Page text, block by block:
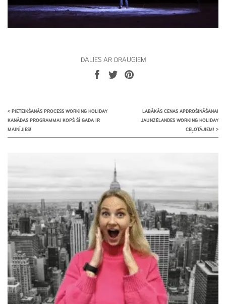
DALIES AR DRAUGIEM
< PIETEIKŠANĀS PROCESS WORKING HOLIDAY
KANĀDAS PROGRAMMAI KOPŠ ŠĪ GADA IR
MAINĪJIES!
LABĀKĀS CENAS APDROŠINĀŠANAI
JAUNZĒLANDES WORKING HOLIDAY
CEĻOTĀJIEM! >